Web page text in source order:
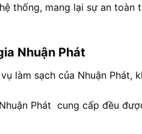
thống, mang lại sự an toàn
Nhuận Phát
làm sạch của Nhuận Phát,
Phát cung cấp đều